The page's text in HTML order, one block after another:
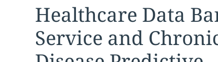
Expandservice
Healthcare Data
Service and